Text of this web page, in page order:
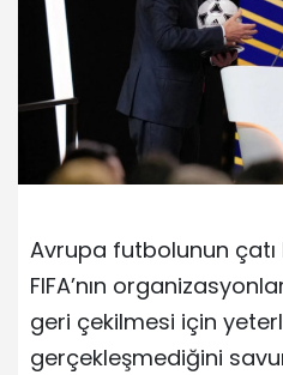
Avrupa futbolunun çatı
FIFA’nın
geri çekilmesi için
gerçekleşmediğini